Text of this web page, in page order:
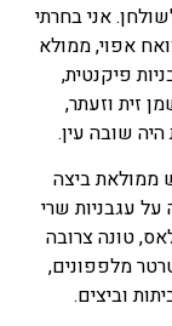
אני בחרתי
אפוי, ממולא
פיקנטית,
זית וזעתר,
היה שובה עין.
ממולאת ביצה
עגבניות שרי
טונה צרובה
מלפפונים,
וביצים.